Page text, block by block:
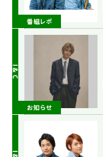
番組レポ
お知らせ